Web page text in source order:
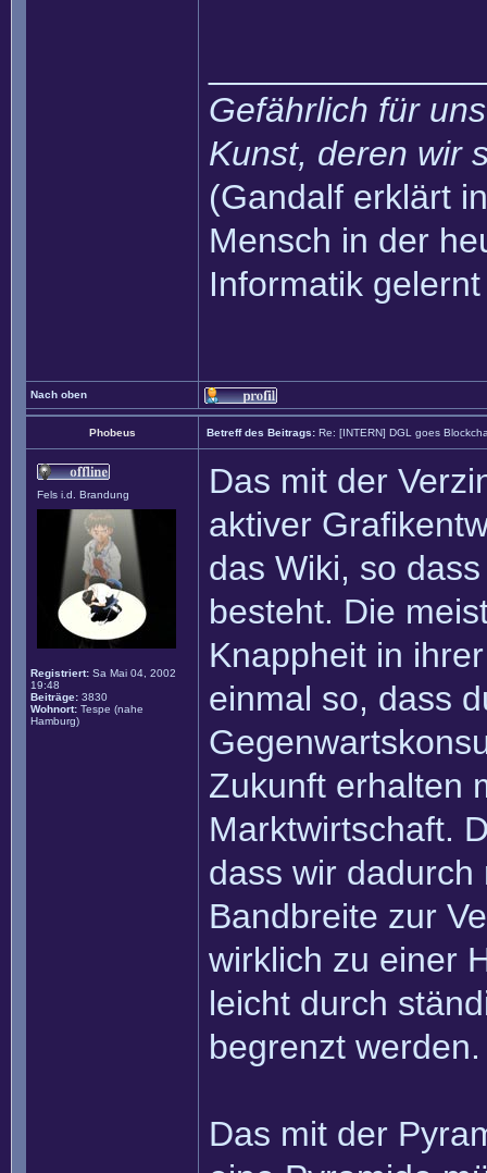
Gefährlich für
Kunst, deren wir
(Gandalf erklärt
Mensch in der
Informatik
Nach oben
Phobeus Betreff des Beitrags: Re: [INTERN] DGL goes
Fels i.d. Brandung
Registriert: Sa Mai 04, 2002
19:48
Beiträge: 3830
Wohnort: Tespe (nahe
Hamburg)
Das mit der
aktiver
das Wiki, so
besteht. Die
Knappheit in
einmal so, dass
Zukunft erhalten
Marktwirtschaft.
dass wir
Bandbreite zur
wirklich zu einer
leicht durch
begrenzt werden.
Das mit der